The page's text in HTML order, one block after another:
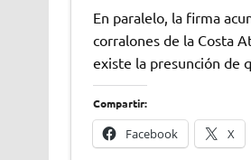
En paralelo, la firma
corralones de la Costa
existe la presunción de
Compartir:
Facebook X